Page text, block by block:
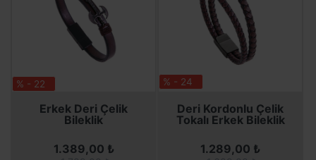
% - 22
Erkek Deri Çelik
Bileklik
SEPETE EKLE
1.389,00 ₺
SEPETE EKLE
% - 24
Deri Kordonlu Çelik
Tokalı Erkek Bileklik
SEPETE EKLE
1.289,00 ₺